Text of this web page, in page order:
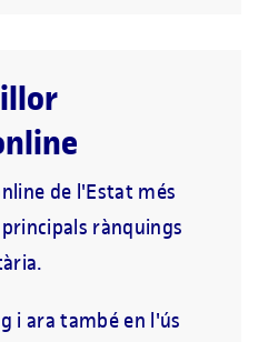
de l'Estat més
rànquings
i ara també en l'ús